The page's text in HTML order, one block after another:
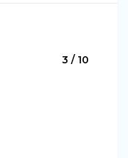
3 / 10